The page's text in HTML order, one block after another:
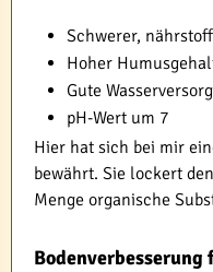
Schwerer,
Hoher
Gute
pH-Wert um 7
Hier hat sich bei mir
bewährt. Sie lockert
Menge organische